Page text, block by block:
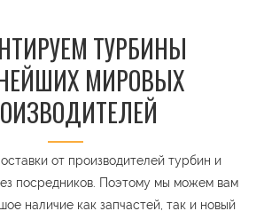
ТУРБИНЫ
МИРОВЫХ
от производителей турбин и
посредников. Поэтому мы можем вам
наличие как запчастей, так и новый